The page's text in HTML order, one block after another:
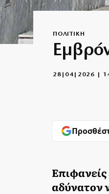
ΠΟΛΙΤΙΚΗ
28|04|2026 |
Επιφανείς
αδύνατον